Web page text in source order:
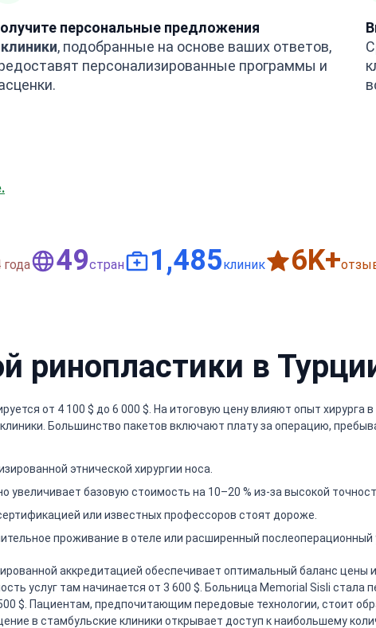
персональные предложения
, подобранные на основе ваших ответов,
персонализированные программы и
50стран 1,500клиник 6K+
ринопластики в
от 4 100 $ до 6 000 $. На итоговую цену влияют опыт хирурга
Большинство пакетов включают плату за операцию,
этнической хирургии носа.
увеличивает базовую стоимость на 10–20 % из-за высокой
или известных профессоров стоят дороже.
проживание в отеле или расширенный послеоперационный
аккредитацией обеспечивает оптимальный баланс цены
услуг там начинается от 3 600 $. Больница Memorial Sisli
$. Пациентам, предпочитающим передовые технологии, стоит
в стамбульские клиники открывает доступ к наибольшему